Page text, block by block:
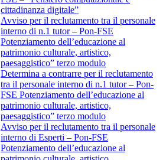
cittadinanza digitale”
Avviso per il reclutamento tra il personale
interno di n.1 tutor – Pon-FSE
Potenziamento dell’educazione al
patrimonio culturale, artistico,
paesaggistico” terzo modulo
Determina a contrarre per il reclutamento
tra il personale interno di n.1 tutor – Pon-
FSE Potenziamento dell’educazione al
patrimonio culturale, artistico,
paesaggistico” terzo modulo
Avviso per il reclutamento tra il personale
interno di Esperti – Pon-FSE
Potenziamento dell’educazione al